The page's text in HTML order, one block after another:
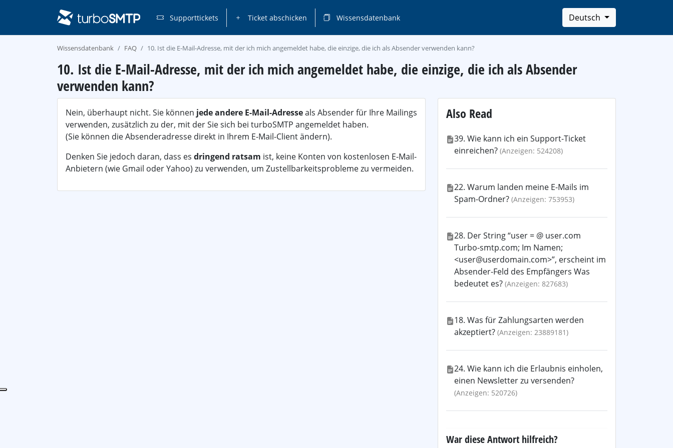
Supporttickets Ticket abschicken Wissensdatenbank Deutsch
Wissensdatenbank FAQ 10. Ist die E-Mail-Adresse, mit der ich mich angemeldet habe, die einzige, die ich als Absender verwenden kann?
10. Ist die E-Mail-Adresse, mit der ich mich angemeldet habe, die einzige, die ich als Absender
verwenden kann?
Nein, überhaupt nicht. Sie können jede andere E-Mail-Adresseals Absender für Ihre Mailings
verwenden, zusätzlich zu der, mit der Sie sich bei turboSMTP angemeldet haben.
(Sie können die Absenderadresse direkt in Ihrem E-Mail-Client ändern).
Denken Sie jedoch daran, dass es dringend ratsam ist, keine Konten von kostenlosen E-Mail-
Anbietern (wie Gmail oder Yahoo) zu verwenden, um Zustellbarkeitsprobleme zu vermeiden.
Also Read
39. Wie kann ich ein Support-Ticket
einreichen? (Anzeigen: 524208)
22. Warum landen meine E-Mails im
Spam-Ordner? (Anzeigen: 753953)
28. Der String “user = @ user.com
Turbo-smtp.com; Im Namen;
<user@userdomain.com>”, erscheint im
Absender-Feld des Empfängers Was
bedeutet es? (Anzeigen: 827683)
18. Was für Zahlungsarten werden
akzeptiert? (Anzeigen: 23889181)
24. Wie kann ich die Erlaubnis einholen,
einen Newsletter zu versenden?
(Anzeigen: 520726)
War diese Antwort hilfreich?